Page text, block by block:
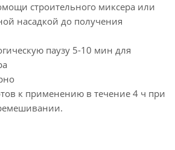
строительного миксера или
насадкой до получения
паузу 5-10 мин для
к применению в течение 4 ч при